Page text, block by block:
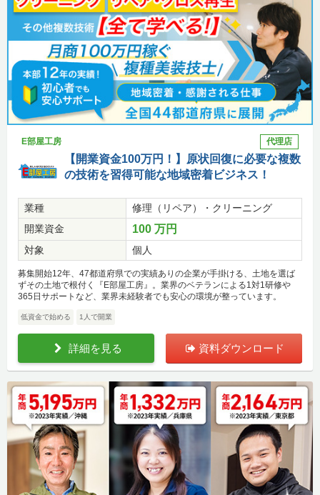
E部屋工房 代理店
【開業資金100万円！】原状回復に必要な複数
の技術を習得可能な地域密着ビジネス！
業種
修理（リペア）・クリーニング
開業資金
100 万円
対象 個人
募集開始12年、47都道府県での実績ありの企業が手掛ける、土地を選ば
ずその土地で根付く『E部屋工房』。業界のベテランによる1対1研修や
365日サポートなど、業界未経験者でも安心の環境が整っています。
低資金で始める 1人で開業
詳細を見る 資料ダウンロード